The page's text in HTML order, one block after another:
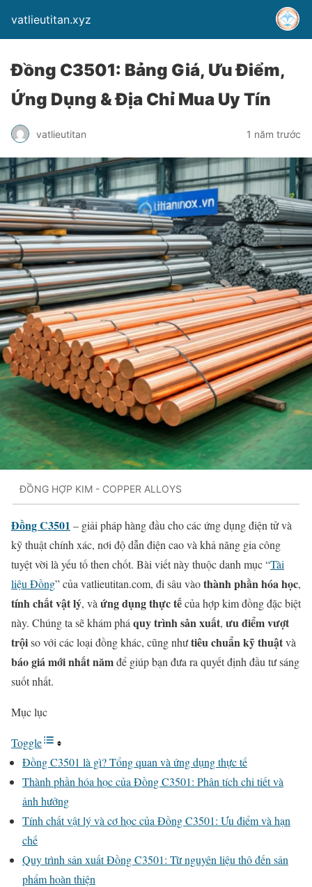
vatlieutitan.xyz
Đồng C3501: Bảng Giá, Ưu Điểm,
Ứng Dụng & Địa Chỉ Mua Uy Tín
vatlieutitan 1 năm trước
ĐỒNG HỢP KIM - COPPER ALLOYS
Đồng C3501 – giải pháp hàng đầu cho các ứng dụng điện tử và
kỹ thuật chính xác, nơi độ dẫn điện cao và khả năng gia công
tuyệt vời là yếu tố then chốt. Bài viết này thuộc danh mục “Tài
liệu Đồng” của vatlieutitan.com, đi sâu vàothành phần hóa học,
tính chất vật lý, và ứng dụng thực tếcủa hợp kim đồng đặc biệt
này. Chúng ta sẽ khám phá quy trình sản xuất, ưu điểm vượt
trộiso với các loại đồng khác, cũng nhưtiêu chuẩn kỹ thuậtvà
báo giá mới nhất nămđể giúp bạn đưa ra quyết định đầu tư sáng
suốt nhất.
Mục lục
Toggle
Đồng C3501 là gì? Tổng quan và ứng dụng thực tế
Thành phần hóa học của Đồng C3501: Phân tích chi tiết và
ảnh hưởng
Tính chất vật lý và cơ học của Đồng C3501: Ưu điểm và hạn
chế
Quy trình sản xuất Đồng C3501: Từ nguyên liệu thô đến sản
phẩm hoàn thiện